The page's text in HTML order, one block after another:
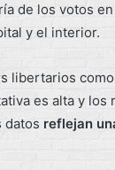
de los votos
y el interior.
libertarios
es alta y
datos reflejan